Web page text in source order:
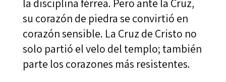
la disciplina férrea. Pero ante la Cruz,
su corazón de piedra se convirtió en
corazón sensible. La Cruz de Cristo no
solo partió el velo del templo; también
parte los corazones más resistentes.